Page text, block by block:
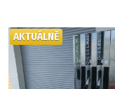
AKTUÁLNĚ